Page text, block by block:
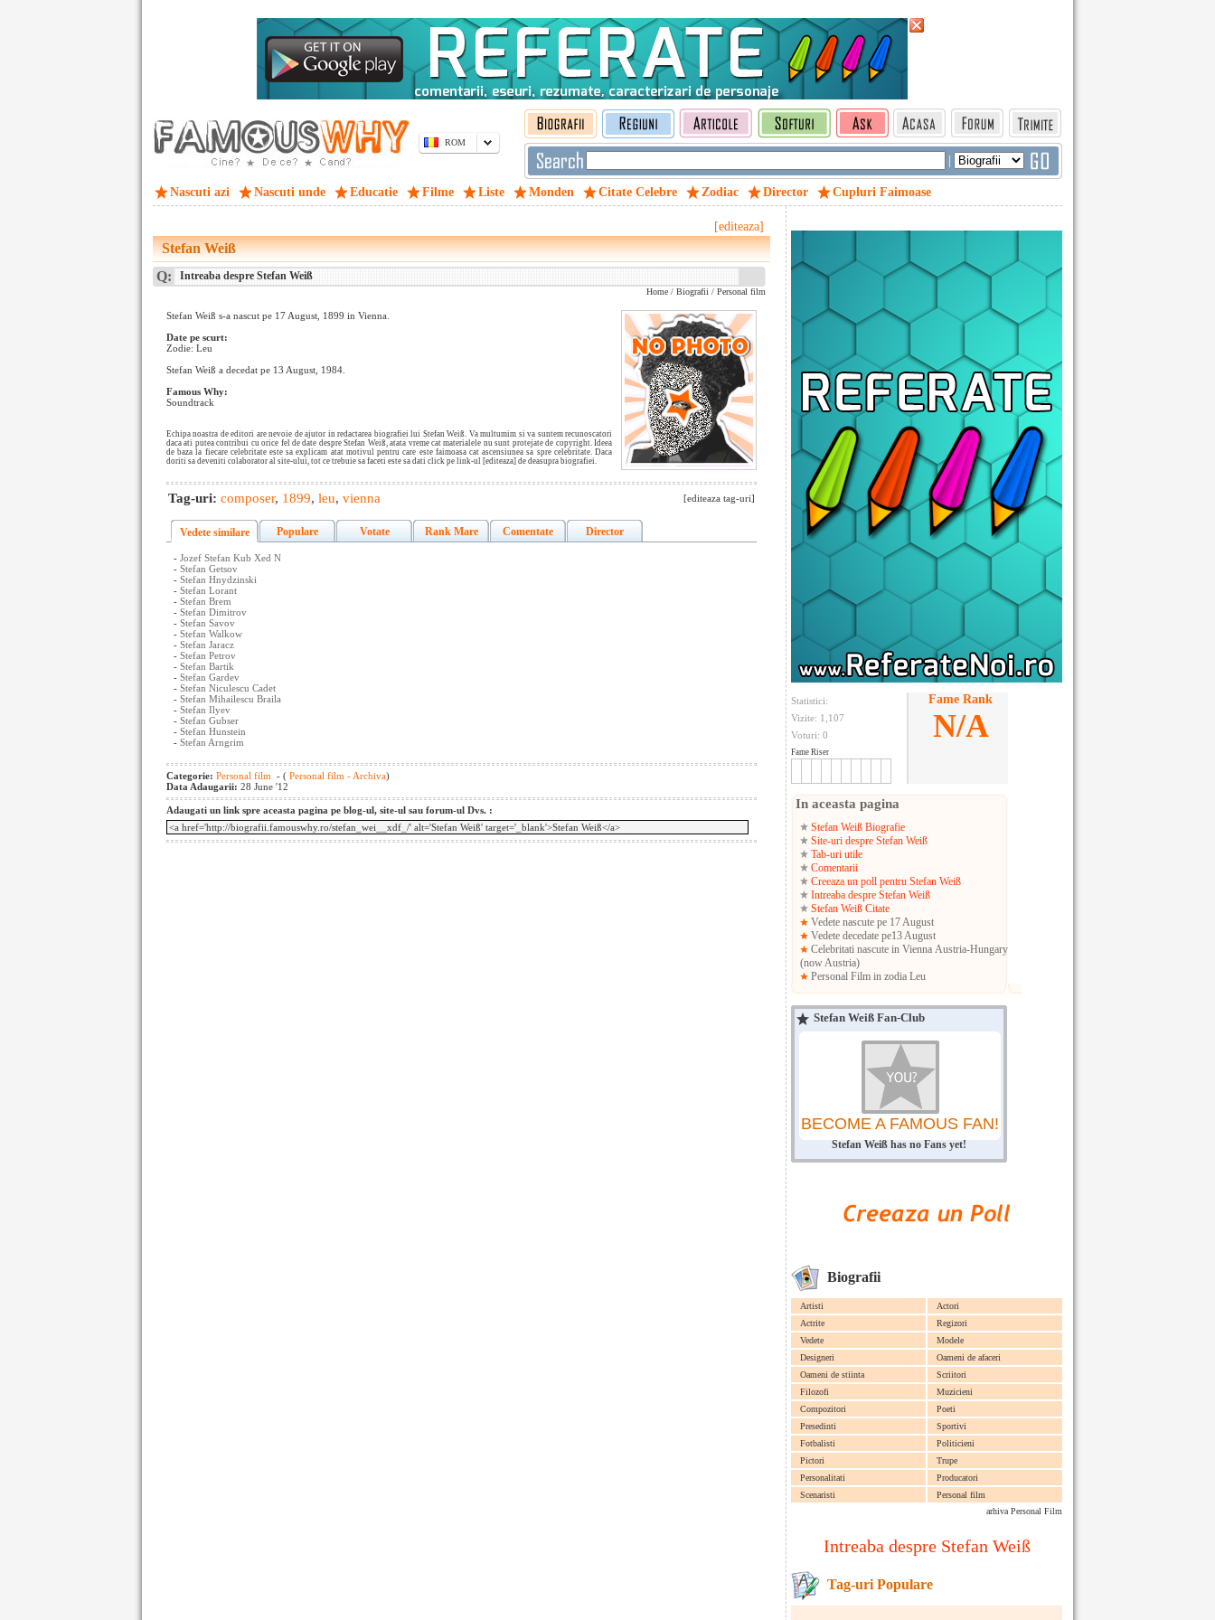
ROM
|
Nascuti azi Nascuti unde Educatie Filme Liste Monden Citate Celebre Zodiac Director Cupluri Faimoase
Statistici:
Vizite: 1,107
Voturi: 0
Fame Riser
Fame Rank
N/A
In aceasta pagina
Stefan Weiß Biografie
Site-uri despre Stefan Weiß
Tab-uri utile
Comentarii
Creeaza un poll pentru Stefan Weiß
Intreaba despre Stefan Weiß
Stefan Weiß Citate
Vedete nascute pe 17 August
Vedete decedate pe13 August
Celebritati nascute in Vienna Austria-Hungary
(now Austria)
Personal Film in zodia Leu
Stefan Weiß Fan-Club
BECOME A FAMOUS FAN!
Stefan Weiß has no Fans yet!
Biografii
Artisti
Actori
Actrite
Regizori
Vedete
Modele
Designeri
Oameni de afaceri
Oameni de stiinta
Scriitori
Filozofi
Muzicieni
Compozitori
Poeti
Presedinti
Sportivi
Fotbalisti
Politicieni
Pictori
Trupe
Personalitati
Producatori
Scenaristi
Personal film
arhiva Personal Film
Intreaba despre Stefan Weiß
Tag-uri Populare
[editeaza]
Stefan Weiß
Q: Intreaba despre Stefan Weiß
Home / Biografii / Personal film
Stefan Weiß s-a nascut pe 17 August, 1899 in Vienna.
Date pe scurt:
Zodie: Leu
Stefan Weiß a decedat pe 13 August, 1984.
Famous Why:
Soundtrack
Echipa noastra de editori are nevoie de ajutor in redactarea biografiei lui Stefan Weiß. Va multumim si va suntem recunoscatori
daca ati putea contribui cu orice fel de date despre Stefan Weiß, atata vreme cat materialele nu sunt protejate de copyright. Ideea
de baza la fiecare celebritate este sa explicam atat motivul pentru care este faimoasa cat ascensiunea sa spre celebritate. Daca
doriti sa deveniti colaborator al site-ului, tot ce trebuie sa faceti este sa dati click pe link-ul [editeaza] de deasupra biografiei.
Tag-uri: composer, 1899, leu, vienna [editeaza tag-uri]
Vedete similare Populare Votate Rank Mare Comentate Director
- Jozef Stefan Kub Xed N
- Stefan Getsov
- Stefan Hnydzinski
- Stefan Lorant
- Stefan Brem
- Stefan Dimitrov
- Stefan Savov
- Stefan Walkow
- Stefan Jaracz
- Stefan Petrov
- Stefan Bartik
- Stefan Gardev
- Stefan Niculescu Cadet
- Stefan Mihailescu Braila
- Stefan Ilyev
- Stefan Gubser
- Stefan Hunstein
- Stefan Arngrim
Categorie: Personal film - ( Personal film - Archiva)
Data Adaugarii: 28 June '12
Adaugati un link spre aceasta pagina pe blog-ul, site-ul sau forum-ul Dvs. :